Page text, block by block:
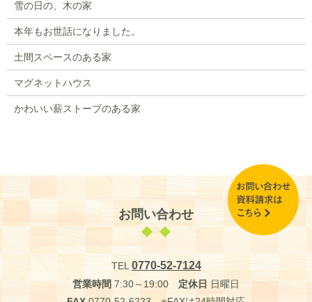
雪の日の、木の家
本年もお世話になりました。
土間スペースのある家
マグネットハウス
かわいい薪ストーブのある家
お問い合わせ
TEL0770-52-7124
営業時間 7:30～19:00 定休日 日曜日